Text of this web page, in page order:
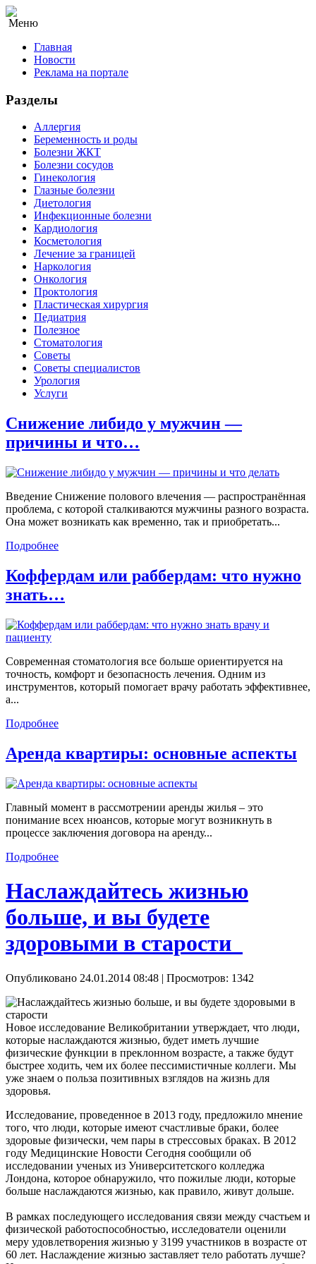
Меню
Главная
Новости
Реклама на портале
Разделы
Аллергия
Беременность и роды
Болезни ЖКТ
Болезни сосудов
Гинекология
Глазные болезни
Диетология
Инфекционные болезни
Кардиология
Косметология
Лечение за границей
Наркология
Онкология
Проктология
Пластическая хирургия
Педиатрия
Полезное
Стоматология
Советы
Советы специалистов
Урология
Услуги
Снижение либидо у мужчин —
причины и что…
Введение Снижение полового влечения — распространённая
проблема, с которой сталкиваются мужчины разного возраста.
Она может возникать как временно, так и приобретать...
Подробнее
Коффердам или раббердам: что нужно
знать…
Современная стоматология все больше ориентируется на
точность, комфорт и безопасность лечения. Одним из
инструментов, который помогает врачу работать эффективнее,
а...
Подробнее
Аренда квартиры: основные аспекты
Главный момент в рассмотрении аренды жилья – это
понимание всех нюансов, которые могут возникнуть в
процессе заключения договора на аренду...
Подробнее
Наслаждайтесь жизнью
больше, и вы будете
здоровыми в старости
Опубликовано 24.01.2014 08:48 | Просмотров: 1342
Новое исследование Великобритании утверждает, что люди,
которые наслаждаются жизнью, будет иметь лучшие
физические функции в преклонном возрасте, а также будут
быстрее ходить, чем их более пессимистичные коллеги. Мы
уже знаем о польза позитивных взглядов на жизнь для
здоровья.
Исследование, проведенное в 2013 году, предложило мнение
того, что люди, которые имеют счастливые браки, более
здоровые физически, чем пары в стрессовых браках. В 2012
году Медицинские Новости Сегодня сообщили об
исследовании ученых из Университетского колледжа
Лондона, которое обнаружило, что пожилые люди, которые
больше наслаждаются жизнью, как правило, живут дольше.
В рамках последующего исследования связи между счастьем и
физической работоспособностью, исследователи оценили
меру удовлетворения жизнью у 3199 участников в возрасте от
60 лет. Наслаждение жизнью заставляет тело работать лучше?